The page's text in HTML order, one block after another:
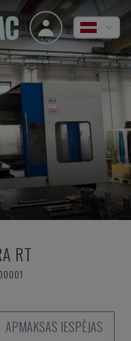
RT
APMAKSAS IESPĒJAS